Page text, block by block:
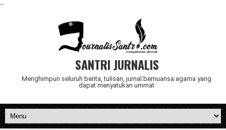
--
SANTRI JURNALIS
Menghimpun seluruh berita, tulisan, jurnal bernuansa agama yang
dapat menyatukan ummat